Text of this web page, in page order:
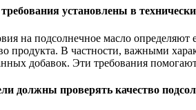
установлены в
на подсолнечное масло
продукта. В частности, важными
добавок. Эти требования помогают
должны проверять качество